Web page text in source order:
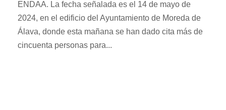
ENDAA. La fecha señalada es el 14 de mayo de
2024, en el edificio del Ayuntamiento de Moreda de
Álava, donde esta mañana se han dado cita más de
cincuenta personas para...